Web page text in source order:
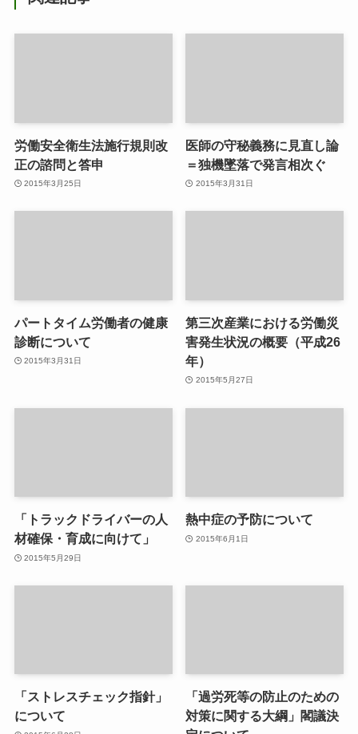
労働安全衛生法施行規則改
正の諮問と答申
2015年3月25日
医師の守秘義務に見直し論
＝独機墜落で発言相次ぐ
2015年3月31日
パートタイム労働者の健康
診断について
2015年3月31日
第三次産業における労働災
害発生状況の概要（平成26
年）
2015年5月27日
「トラックドライバーの人
材確保・育成に向けて」
2015年5月29日
熱中症の予防について
2015年6月1日
「ストレスチェック指針」
について
「過労死等の防止のための
対策に関する大綱」閣議決